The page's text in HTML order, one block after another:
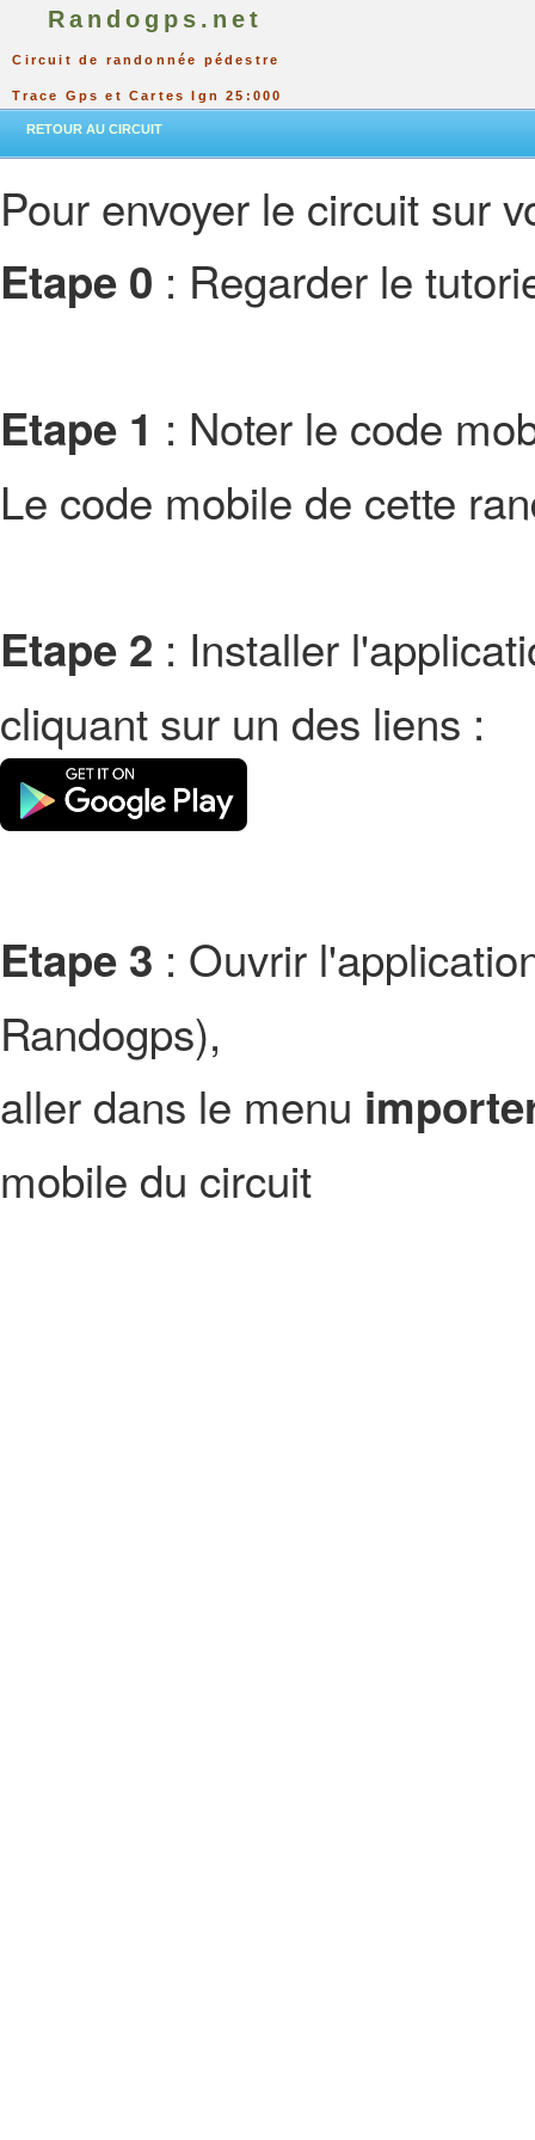
Randogps.net
Circuit de randonnée pédestre
Trace Gps et Cartes Ign 25:000
RETOUR AU CIRCUIT
Pour envoyer le circuit sur
Etape 0 : Regarder le
Etape 1 : Noter le code
Le code mobile de cette
Etape 2 : Installer
cliquant sur un des liens :
Etape 3 : Ouvrir
Randogps),
aller dans le menu
mobile du circuit